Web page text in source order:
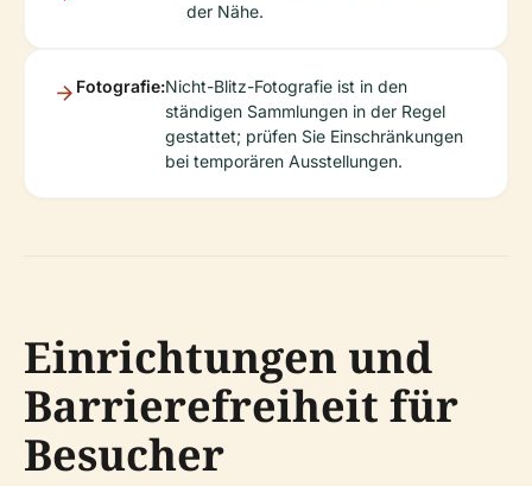
der Nähe.
Fotografie:Nicht-Blitz-Fotografie ist in den
ständigen Sammlungen in der Regel
gestattet; prüfen Sie Einschränkungen
bei temporären Ausstellungen.
Einrichtungen und
Barrierefreiheit für
Besucher